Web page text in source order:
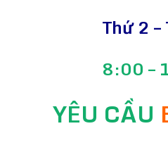
Thứ 2 –
8:00 –
YÊU CẦU